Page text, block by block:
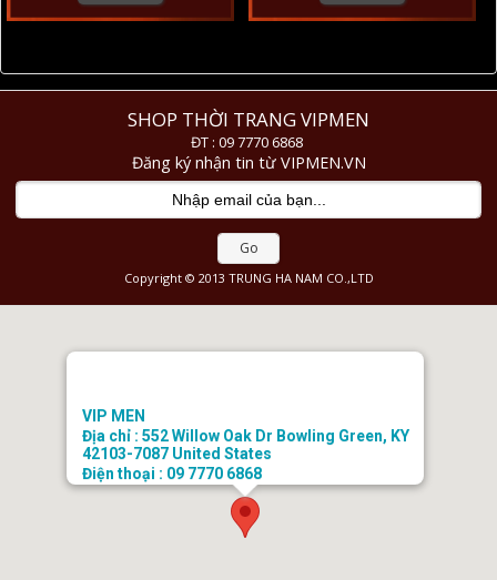
SHOP THỜI TRANG VIPMEN
ĐT : 09 7770 6868
Đăng ký nhận tin từ VIPMEN.VN
Go
Copyright © 2013 TRUNG HA NAM CO.,LTD
VIP MEN
Địa chỉ : 552 Willow Oak Dr Bowling Green, KY
42103-7087 United States
Điện thoại : 09 7770 6868
Email : doanhongtkt@gmail.com